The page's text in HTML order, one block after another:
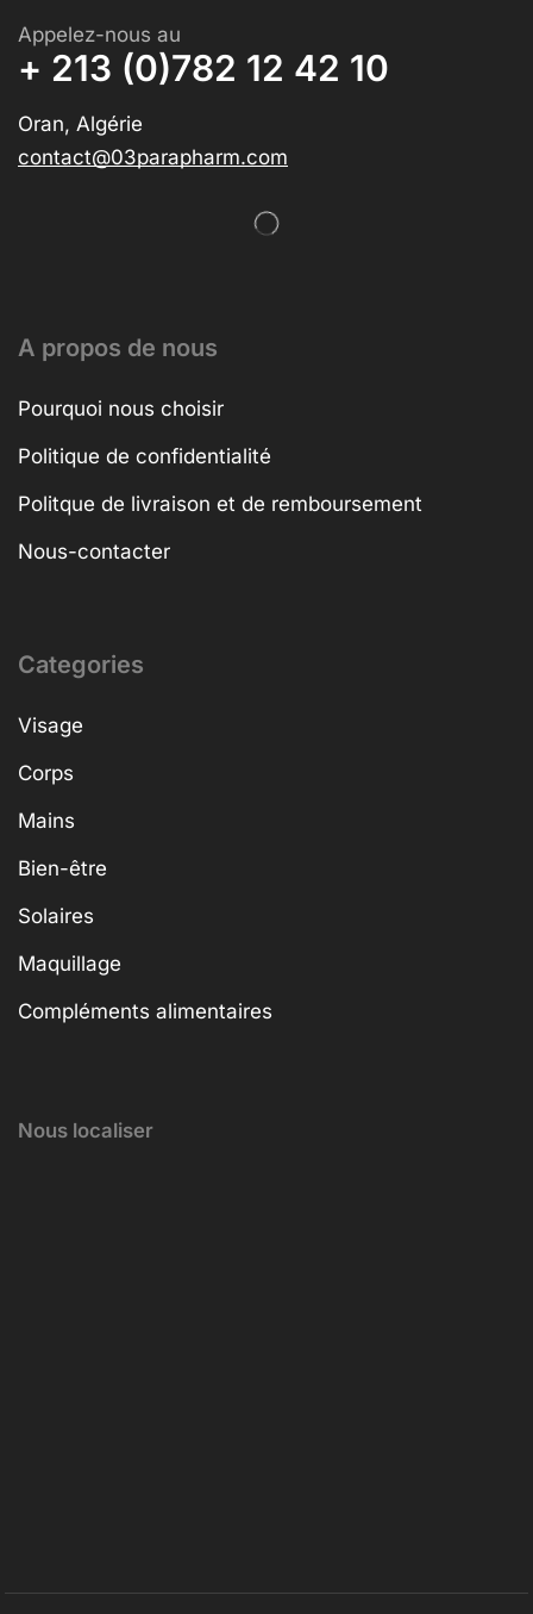
Appelez-nous au
+ 213 (0)782 12 42 10
Oran, Algérie
contact@03parapharm.com
A propos de nous
Pourquoi nous choisir
Politique de confidentialité
Politque de livraison et de remboursement
Nous-contacter
Categories
Visage
Corps
Mains
Bien-être
Solaires
Maquillage
Compléments alimentaires
Nous localiser